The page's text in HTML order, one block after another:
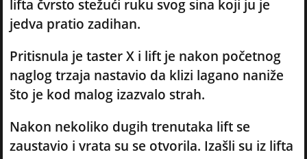
lifta čvrsto stežući ruku svog sina koji ju je
jedva pratio zadihan.
Pritisnula je taster X i lift je nakon početnog
naglog trzaja nastavio da klizi lagano naniže
što je kod malog izazvalo strah.
Nakon nekoliko dugih trenutaka lift se
zaustavio i vrata su se otvorila. Izašli su iz lifta